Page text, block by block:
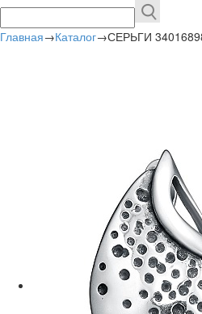
Главная→Каталог→СЕРЬГИ